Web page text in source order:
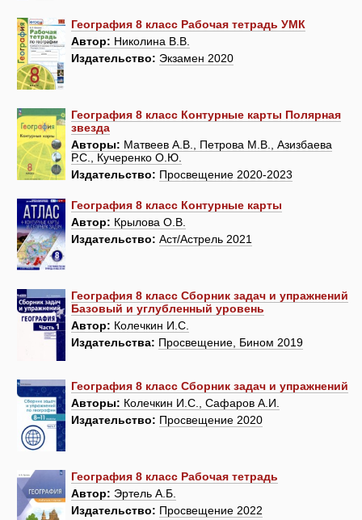
География 8 класс Рабочая тетрадь УМК
Автор: Николина В.В.
Издательство: Экзамен 2020
География 8 класс Контурные карты Полярная
звезда
Авторы: Матвеев А.В., Петрова М.В., Азизбаева
Р.С., Кучеренко О.Ю.
Издательство: Просвещение 2020-2023
География 8 класс Контурные карты
Автор: Крылова О.В.
Издательство: Аст/Астрель 2021
География 8 класс Сборник задач и упражнений
Базовый и углубленный уровень
Автор: Колечкин И.С.
Издательства: Просвещение, Бином 2019
География 8 класс Сборник задач и упражнений
Авторы: Колечкин И.С., Сафаров А.И.
Издательство: Просвещение 2020
География 8 класс Рабочая тетрадь
Автор: Эртель А.Б.
Издательство: Просвещение 2022